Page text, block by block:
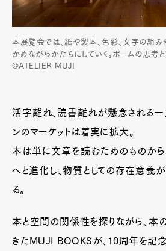
Art&DesignWatchFashion
本展覧会では、紙や製本、色彩、文字の組み
かめながらかたちにしていく。ボームの思
©ATELIER MUJI
活字離れ、読書離れが懸念される一
ンのマーケットは着実に拡大。
本は単に文章を読むためのものか
へと進化し、物質としての存在意義が
る。
本と空間の関係性を探りながら、本
きたMUJI BOOKSが、10周年を記念